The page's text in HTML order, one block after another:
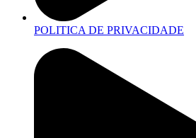
POLITICA DE PRIVACIDADE